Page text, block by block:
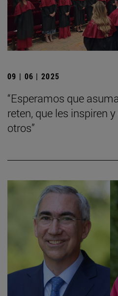
09 | 06 | 2025
“Esperamos que
reten, que les inspiren
otros”